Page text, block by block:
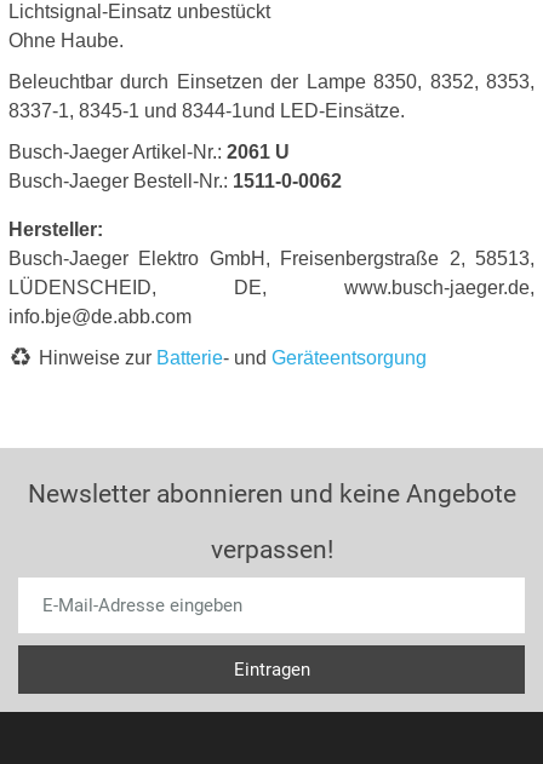
Lichtsignal-Einsatz unbestückt
Ohne Haube.
Beleuchtbar durch Einsetzen der Lampe 8350, 8352, 8353,
8337-1, 8345-1 und 8344-1und LED-Einsätze.
Busch-Jaeger Artikel-Nr.: 2061 U
Busch-Jaeger Bestell-Nr.: 1511-0-0062
Hersteller:
Busch-Jaeger Elektro GmbH, Freisenbergstraße 2, 58513,
LÜDENSCHEID, DE, www.busch-jaeger.de,
info.bje@de.abb.com
Hinweise zur Batterie- und Geräteentsorgung
Newsletter abonnieren und keine Angebote
verpassen!